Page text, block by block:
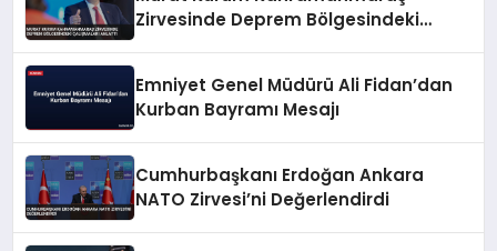
Zirvesinde Deprem Bölgesindeki
Emniyet Genel Müdürü Ali Fidan’dan
Kurban Bayramı Mesajı
Cumhurbaşkanı Erdoğan Ankara
NATO Zirvesi’ni Değerlendirdi